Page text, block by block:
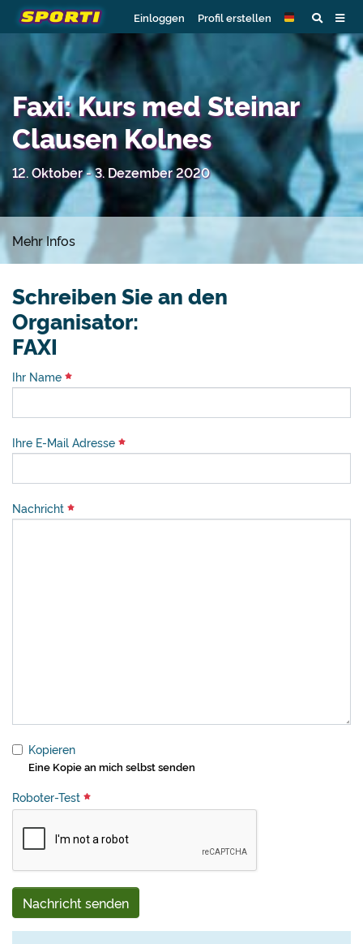
Einloggen Profil erstellen
Faxi: Kurs med Steinar
Clausen Kolnes
12. Oktober - 3. Dezember 2020
Mehr Infos
Schreiben Sie an den
Organisator:
FAXI
Ihr Name
Ihre E-Mail Adresse
Nachricht
Kopieren
Eine Kopie an mich selbst senden
Roboter-Test
Nachricht senden